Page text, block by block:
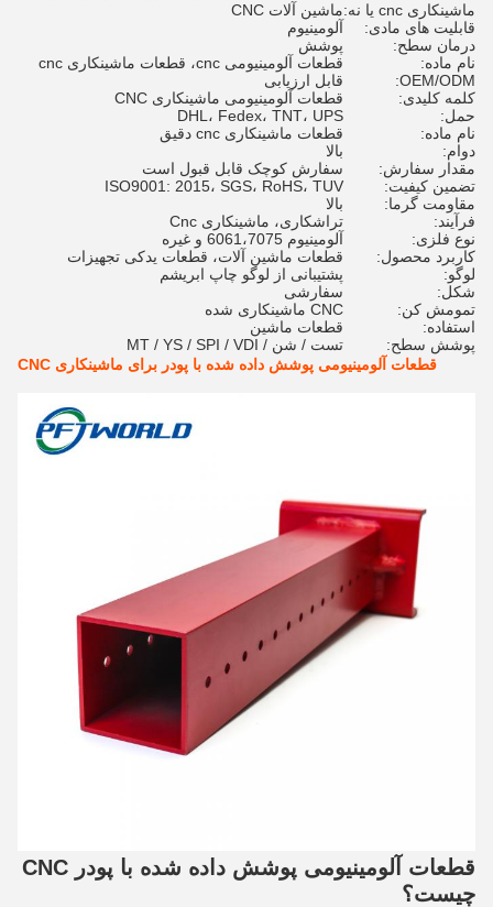
ماشینکاری cnc یا نه:
ماشین آلات CNC
قابلیت های مادی:
آلومینیوم
درمان سطح:
پوشش
نام ماده:
قطعات آلومینیومی cnc، قطعات ماشینکاری cnc
OEM/ODM:
قابل ارزیابی
کلمه کلیدی:
قطعات آلومینیومی ماشینکاری CNC
حمل:
DHL، Fedex، TNT، UPS
نام ماده:
قطعات ماشینکاری cnc دقیق
دوام:
بالا
مقدار سفارش:
سفارش کوچک قابل قبول است
تضمین کیفیت:
ISO9001: 2015، SGS، RoHS، TUV
مقاومت گرما:
بالا
فرآیند:
تراشکاری، ماشینکاری Cnc
نوع فلزی:
آلومینیوم 6061،7075 و غیره
کاربرد محصول:
قطعات ماشین آلات، قطعات یدکی تجهیزات
لوگو:
پشتیبانی از لوگو چاپ ابریشم
شکل:
سفارشی
تمومش کن:
CNC ماشینکاری شده
استفاده:
قطعات ماشین
پوشش سطح:
تست / شن / MT / YS / SPI / VDI
قطعات آلومینیومی پوشش داده شده با پودر برای ماشینکاری CNC
قطعات آلومینیومی پوشش داده شده با پودر CNC
چیست؟